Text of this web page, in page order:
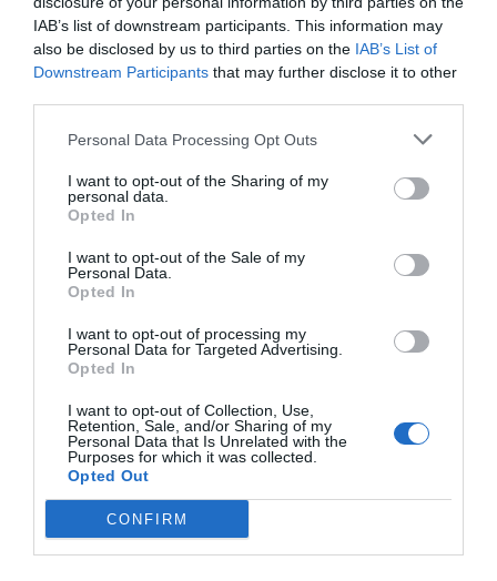
IAB’s list of downstream participants. This information may
also be disclosed by us to third parties on the IAB’s List of
Downstream Participants that may further disclose it to other
Personal Data Processing Opt Outs
I want to opt-out of the Sharing of my
personal data.
Opted In
I want to opt-out of the Sale of my
Personal Data.
Opted In
I want to opt-out of processing my
Personal Data for Targeted Advertising.
Opted In
I want to opt-out of Collection, Use,
Retention, Sale, and/or Sharing of my
Personal Data that Is Unrelated with the
Purposes for which it was collected.
Opted Out
CONFIRM
2Playbook
La ACB suma y sigue en patrocinios: firma a